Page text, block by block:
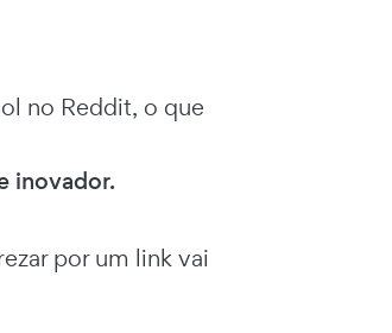
no Reddit, o que
inovador.
por um link vai